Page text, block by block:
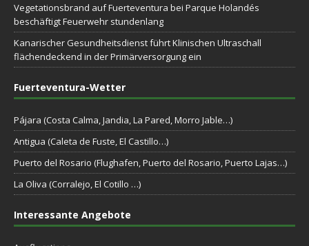
Vegetationsbrand auf Fuerteventura bei Parque Holandés
beschäftigt Feuerwehr stundenlang
Kanarischer Gesundheitsdienst führt Klinischen Ultraschall
flächendeckend in der Primärversorgung ein
Fuerteventura-Wetter
Pájara (Costa Calma, Jandia, La Pared, Morro Jable…)
Antigua (Caleta de Fuste, El Castillo…)
Puerto del Rosario (Flughafen, Puerto del Rosario, Puerto Lajas…)
La Oliva (Corralejo, El Cotillo …)
Interessante Angebote